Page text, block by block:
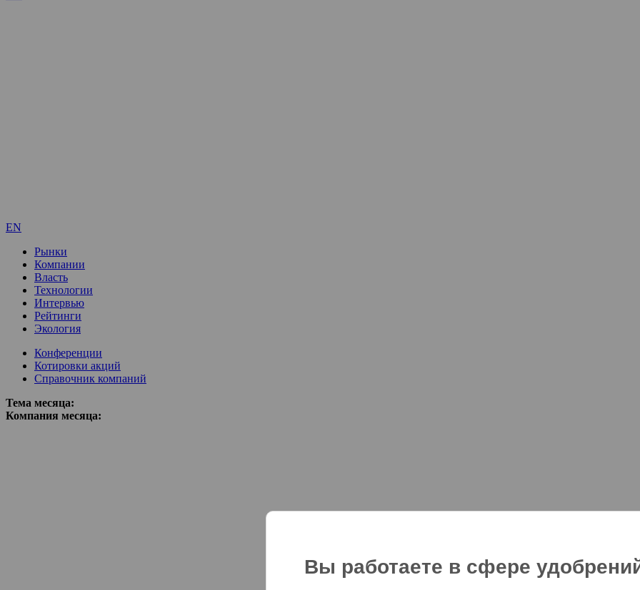
EN
Рынки
Компании
Власть
Технологии
Интервью
Рейтинги
Экология
Конференции
Котировки акций
Справочник компаний
Тема месяца:
Компания месяца:
Вы работаете в сфере